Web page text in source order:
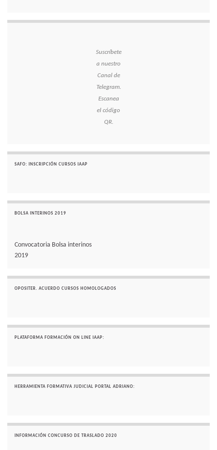
Suscríbete
a nuestro
Canal de
Telegram.
Escanea
el código
QR.
SAFO: INSCRIPCIÓN CURSOS IAAP
BOLSA INTERINOS 2019
Convocatoria Bolsa interinos
2019
OPOSITER. ACUERDO CURSOS HOMOLOGADOS
PLATAFORMA FORMACIÓN ON LINE IAAP:
HERRAMIENTA FORMATIVA JUDICIAL PORTAL ADRIANO:
INFORMACIÓN CONCURSO DE TRASLADO 2020